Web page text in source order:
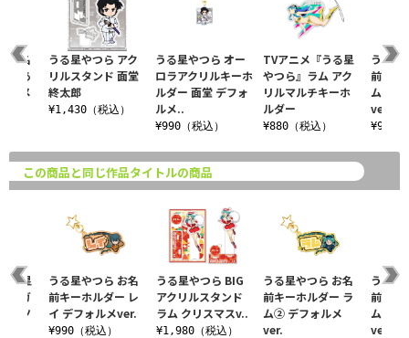
うる星やつら オー
ロラアクリルキーホ
ルダー 面堂 デフォ
ルメ..
¥990（税込）
TVアニメ『うる星
やつら』ラム アク
リルマルチキーホ
ルダー
¥880（税込）
うる星
前キー
ム② デ
ver.
¥990（
お名
ー あ
ルメ
うる星やつら アク
リルスタンド 面堂
終太郎
¥1,430（税込）
この商品と同じ作品タイトルの商品
うる星やつら BIG
アクリルスタンド
ラム クリスマスv..
¥1,980（税込）
うる星やつら お名
前キーホルダー ラ
ム② デフォルメ
ver.
うる星
前キー
ム① デ
ver.
る星
ーガ
ャツ
うる星やつら お名
前キーホルダー レ
イ デフォルメver.
¥990（税込）